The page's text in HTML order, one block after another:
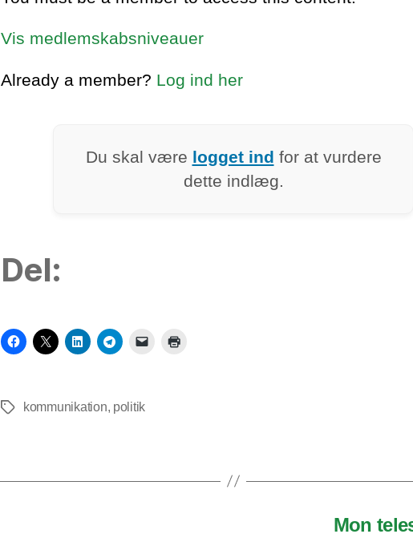
Vis medlemskabsniveauer
Already a member? Log ind her
Du skal være logget ind for at vurdere
dette indlæg.
Del:
Tagskommunikation, politik
Mon